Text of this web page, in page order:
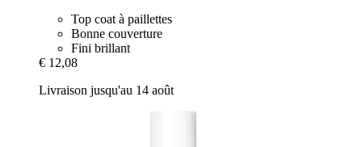
Top coat à paillettes
Bonne couverture
Fini brillant
€ 12,08
Livraison jusqu'au 14 août